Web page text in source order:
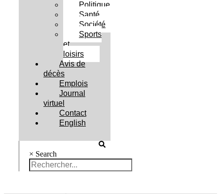
Politique
Santé
Société
Sports
et
loisirs
Avis de
décès
Emplois
Journal
virtuel
Contact
English
× Search